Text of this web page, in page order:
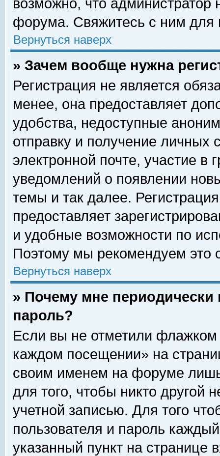
возможно, что
форума. Свяжитесь с ним для
Вернуться наверх
» Зачем вообще нужна
Регистрация не является
менее, она предоставляет
удобства, недоступные
отправку и получение личных
электронной почте, участие в
уведомлений о появлении
темы и так далее.
предоставляет
и удобные возможности по
Поэтому мы рекомендуем это
Вернуться наверх
» Почему мне
пароль?
Если вы не отметили флажком
каждом посещении» на
своим именем на форуме
для того, чтобы никто другой
учетной записью. Для того
пользователя и пароль
указанный пункт на